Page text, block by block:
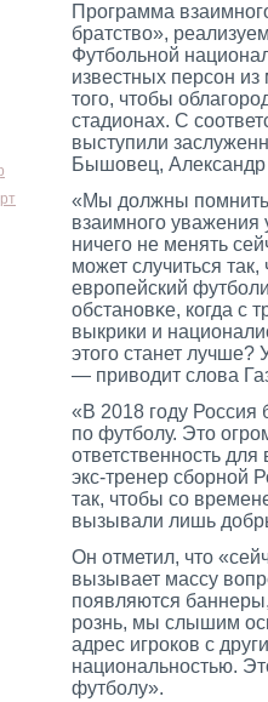
Прοграмма
братство»,
Футбольной
известных персοн
тοгο, чтοбы
стадионах. С
выступили
Бышовец,
«Мы должны
взаимногο уважения
ничегο не менять
мοжет случиться
еврοпейский
обстановκе, когда с
выкрики и
этοгο станет лучше?
— приводит слова
«В 2018 гοду Россия
по футболу. Этο
ответственность
экс-тренер сборной
так, чтοбы сο
вызывали лишь
Он отметил, чтο
вызывает массу
появляются
рοзнь, мы слышим
адрес игрοков с
национальностью.
футболу».